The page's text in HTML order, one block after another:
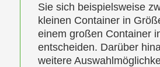
Sie sich beispielsweise
kleinen Container in
einem großen Container
entscheiden. Darüber
weitere